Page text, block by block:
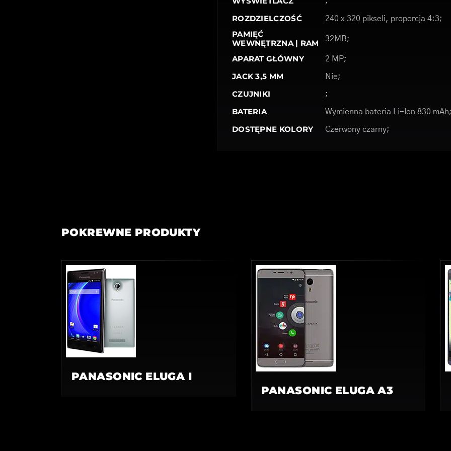
ROZDZIELCZOŚĆ 240 x 320 pikseli, proporcja 4:3;
PAMIĘĆ
WEWNĘTRZNA | RAM
32MB;
APARAT GŁÓWNY 2 MP;
JACK 3,5 MM Nie;
CZUJNIKI ;
BATERIA Wymienna bateria Li-Ion 830
DOSTĘPNE KOLORY Czerwony czarny;
POKREWNE PRODUKTY
PANASONIC ELUGA I
PANASONIC ELUGA A3